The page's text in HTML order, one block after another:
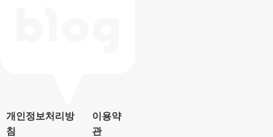
개인정보처리방
침
이용약
관